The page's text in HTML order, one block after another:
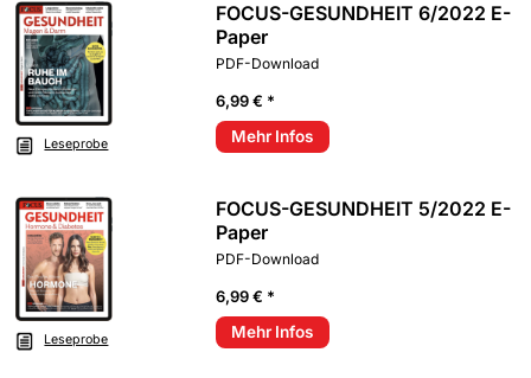
Leseprobe
FOCUS-GESUNDHEIT 6/2022 E-
Paper
PDF-Download
6,99 € *
Mehr Infos
Leseprobe
FOCUS-GESUNDHEIT 5/2022 E-
Paper
PDF-Download
6,99 € *
Mehr Infos